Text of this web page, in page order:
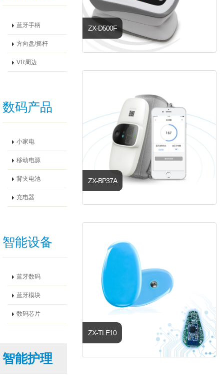
蓝牙手柄
方向盘/摇杆
VR周边
数码产品
小家电
移动电源
背夹电池
充电器
智能设备
蓝牙数码
蓝牙模块
数码芯片
智能护理
ZX-D500F
ZX-BP37A
ZX-TLE10